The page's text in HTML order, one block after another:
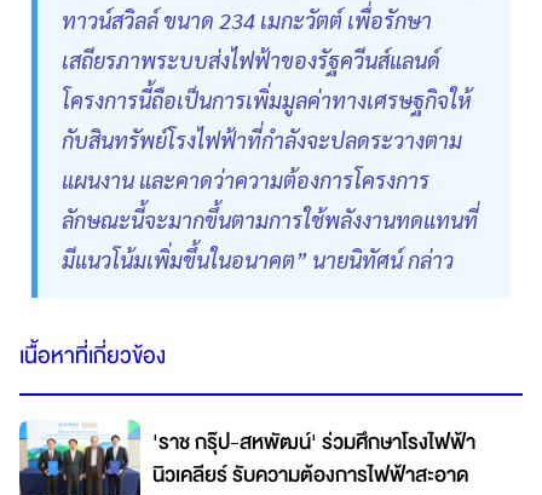
ทาวน์สวิลล์ ขนาด 234 เมกะวัตต์ เพื่อรักษา
เสถียรภาพระบบส่งไฟฟ้าของรัฐควีนส์แลนด์
โครงการนี้ถือเป็นการเพิ่มมูลค่าทางเศรษฐกิจให้
กับสินทรัพย์โรงไฟฟ้าที่กำลังจะปลดระวางตาม
แผนงาน และคาดว่าความต้องการโครงการ
ลักษณะนี้จะมากขึ้นตามการใช้พลังงานทดแทนที่
มีแนวโน้มเพิ่มขึ้นในอนาคต” นายนิทัศน์ กล่าว
เนื้อหาที่เกี่ยวข้อง
'ราช กรุ๊ป-สหพัฒน์' ร่วมศึกษาโรงไฟฟ้า
นิวเคลียร์ รับความต้องการไฟฟ้าสะอาด